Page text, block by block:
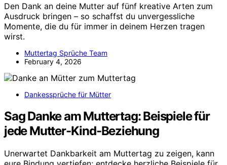
Den Dank an deine Mutter auf fünf kreative Arten zum
Ausdruck bringen – so schaffst du unvergessliche
Momente, die du für immer in deinem Herzen tragen
wirst.
Muttertag Sprüche Team
February 4, 2026
Dankessprüche für Mütter
Sag Danke am Muttertag: Beispiele für
jede Mutter-Kind-Beziehung
Unerwartet Dankbarkeit am Muttertag zu zeigen, kann